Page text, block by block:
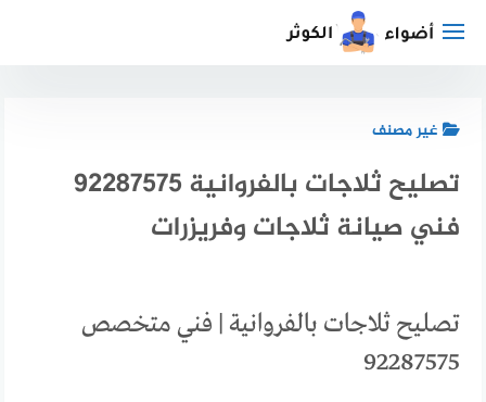
غير مصنف
تصليح ثلاجات بالفروانية 92287575
فني صيانة ثلاجات وفريزرات
تصليح ثلاجات بالفروانية | فني متخصص
92287575